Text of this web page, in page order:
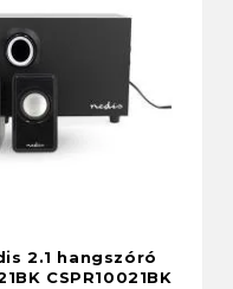
2.1 hangszóró
CSPR10021BK